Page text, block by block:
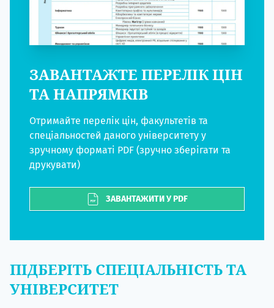
ЗАВАНТАЖТЕ ПЕРЕЛІК ЦІН
ТА НАПРЯМКІВ
Отримайте перелік цін, факультетів та
спеціальностей даного університету у
зручному форматі PDF (зручно зберігати та
друкувати)
ЗАВАНТАЖИТИ У PDF
ПІДБЕРІТЬ СПЕЦІАЛЬНІСТЬ ТА
УНІВЕРСИТЕТ